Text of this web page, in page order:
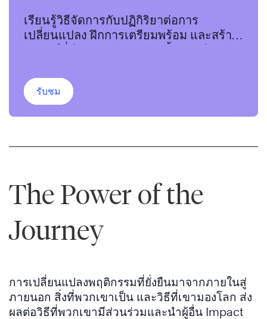
เรียนรู้วิธีจัดการกับปฏิกิริยาต่อการ
เปลี่ยนแปลง ฝึกการเตรียมพร้อม และสร้าง
รับชม
The Power of the
Journey
การเปลี่ยนแปลงพฤติกรรมที่ยั่งยืนมาจากภายในสู่
ภายนอก สิ่งที่พวกเขาเป็น และวิธีที่เขามองโลก ส่ง
ผลต่อวิธีที่พวกเขามีส่วนร่วมและนำผู้อื่น Impact